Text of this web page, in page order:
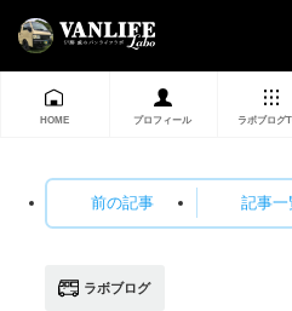
HOME プロフィール ラボブログ
前の記事 記事一
ラボブログ